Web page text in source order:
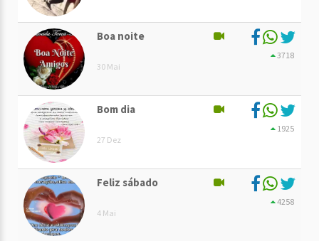
Boa noite
30 Mai
3718
Bom dia
27 Dez
1925
Feliz sábado
4 Mai
4258